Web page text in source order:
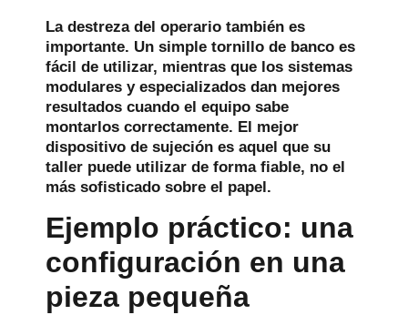
La destreza del operario también es
importante. Un simple tornillo de banco es
fácil de utilizar, mientras que los sistemas
modulares y especializados dan mejores
resultados cuando el equipo sabe
montarlos correctamente. El mejor
dispositivo de sujeción es aquel que su
taller puede utilizar de forma fiable, no el
más sofisticado sobre el papel.
Ejemplo práctico: una
configuración en una
pieza pequeña